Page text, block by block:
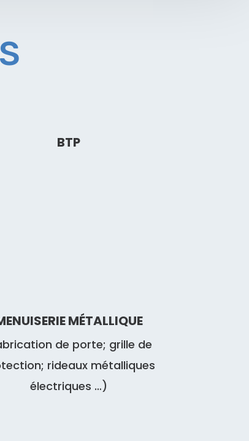
BTP
MÉTALLIQUE
de porte; grille de
rideaux métalliques
électriques …)